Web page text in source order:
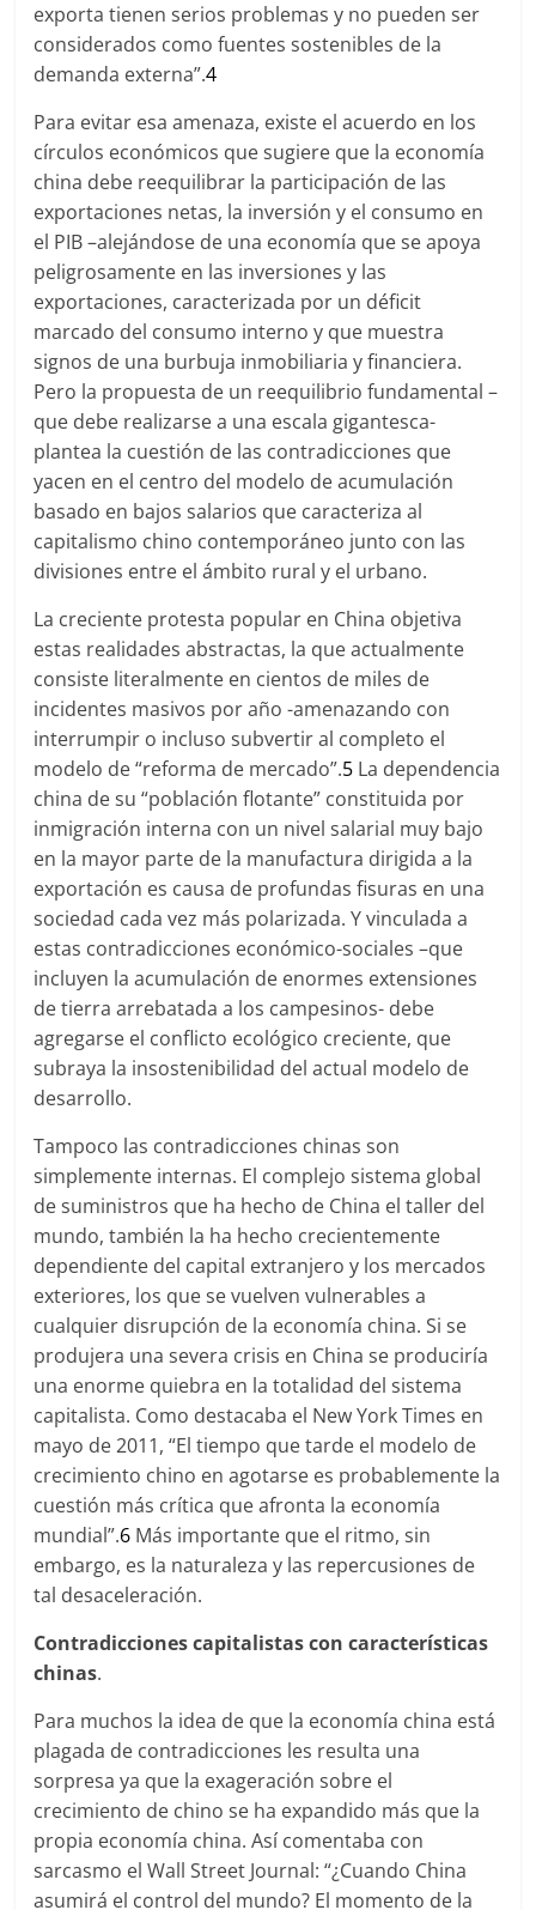
exporta tienen serios problemas y no pueden ser
considerados como fuentes sostenibles de la
demanda externa”.4
Para evitar esa amenaza, existe el acuerdo en los
círculos económicos que sugiere que la economía
china debe reequilibrar la participación de las
exportaciones netas, la inversión y el consumo en
el PIB –alejándose de una economía que se apoya
peligrosamente en las inversiones y las
exportaciones, caracterizada por un déficit
marcado del consumo interno y que muestra
signos de una burbuja inmobiliaria y financiera.
Pero la propuesta de un reequilibrio fundamental –
que debe realizarse a una escala gigantesca-
plantea la cuestión de las contradicciones que
yacen en el centro del modelo de acumulación
basado en bajos salarios que caracteriza al
capitalismo chino contemporáneo junto con las
divisiones entre el ámbito rural y el urbano.
La creciente protesta popular en China objetiva
estas realidades abstractas, la que actualmente
consiste literalmente en cientos de miles de
incidentes masivos por año -amenazando con
interrumpir o incluso subvertir al completo el
modelo de “reforma de mercado”.5 La dependencia
china de su “población flotante” constituida por
inmigración interna con un nivel salarial muy bajo
en la mayor parte de la manufactura dirigida a la
exportación es causa de profundas fisuras en una
sociedad cada vez más polarizada. Y vinculada a
estas contradicciones económico-sociales –que
incluyen la acumulación de enormes extensiones
de tierra arrebatada a los campesinos- debe
agregarse el conflicto ecológico creciente, que
subraya la insostenibilidad del actual modelo de
desarrollo.
Tampoco las contradicciones chinas son
simplemente internas. El complejo sistema global
de suministros que ha hecho de China el taller del
mundo, también la ha hecho crecientemente
dependiente del capital extranjero y los mercados
exteriores, los que se vuelven vulnerables a
cualquier disrupción de la economía china. Si se
produjera una severa crisis en China se produciría
una enorme quiebra en la totalidad del sistema
capitalista. Como destacaba el New York Times en
mayo de 2011, “El tiempo que tarde el modelo de
crecimiento chino en agotarse es probablemente la
cuestión más crítica que afronta la economía
mundial”.6 Más importante que el ritmo, sin
embargo, es la naturaleza y las repercusiones de
tal desaceleración.
Contradicciones capitalistas con características
chinas.
Para muchos la idea de que la economía china está
plagada de contradicciones les resulta una
sorpresa ya que la exageración sobre el
crecimiento de chino se ha expandido más que la
propia economía china. Así comentaba con
sarcasmo el Wall Street Journal: “¿Cuando China
asumirá el control del mundo? El momento de la